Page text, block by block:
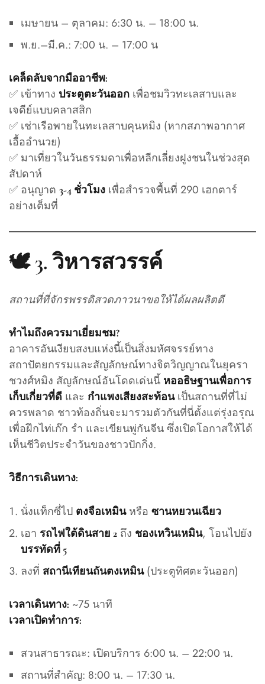
เมษายน – ตุลาคม: 6:30 น. – 18:00 น.
พ.ย.–มี.ค.: 7:00 น. – 17:00 น
เคล็ดลับจากมืออาชีพ:
✅ เข้าทาง ประตูตะวันออก เพื่อชมวิวทะเลสาบและ
เจดีย์แบบคลาสสิก
✅ เช่าเรือพายในทะเลสาบคุนหมิง (หากสภาพอากาศ
เอื้ออำนวย)
✅ มาเที่ยวในวันธรรมดาเพื่อหลีกเลี่ยงฝูงชนในช่วงสุด
สัปดาห์
✅ อนุญาต 3-4 ชั่วโมง เพื่อสำรวจพื้นที่ 290 เฮกตาร์
อย่างเต็มที่
🕊️ 3. วิหารสวรรค์
สถานที่ที่จักรพรรดิสวดภาวนาขอให้ได้ผลผลิตดี
ทำไมถึงควรมาเยี่ยมชม?
อาคารอันเงียบสงบแห่งนี้เป็นสิ่งมหัศจรรย์ทาง
สถาปัตยกรรมและสัญลักษณ์ทางจิตวิญญาณในยุครา
ชวงศ์หมิง สัญลักษณ์อันโดดเด่นนี้ หออธิษฐานเพื่อการ
เก็บเกี่ยวที่ดี และ กำแพงเสียงสะท้อนเป็นสถานที่ที่ไม่
ควรพลาด ชาวท้องถิ่นจะมารวมตัวกันที่นี่ตั้งแต่รุ่งอรุณ
เพื่อฝึกไท่เก๊ก รำ และเขียนพู่กันจีน ซึ่งเปิดโอกาสให้ได้
เห็นชีวิตประจำวันของชาวปักกิ่ง.
วิธีการเดินทาง:
นั่งแท็กซี่ไป ตงจือเหมินหรือ ซานหยวนเฉียว
เอา รถไฟใต้ดินสาย 2ถึง ชองเหวินเหมิน, โอนไปยัง
บรรทัดที่ 5
ลงที่ สถานีเทียนถันตงเหมิน(ประตูทิศตะวันออก)
เวลาเดินทาง: ~75 นาที
เวลาเปิดทำการ:
สวนสาธารณะ: เปิดบริการ 6:00 น. – 22:00 น.
สถานที่สำคัญ: 8:00 น. – 17:30 น.